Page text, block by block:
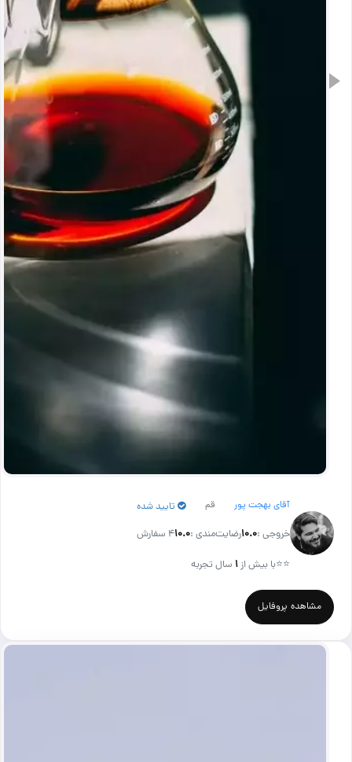
آقای بهجت پور قم تایید شده
خروجی :۱۰.۰رضایت‌مندی :۱۰.۰4 سفارش
⭐⭐با بیش از۱ سال تجربه
مشاهده پروفایل